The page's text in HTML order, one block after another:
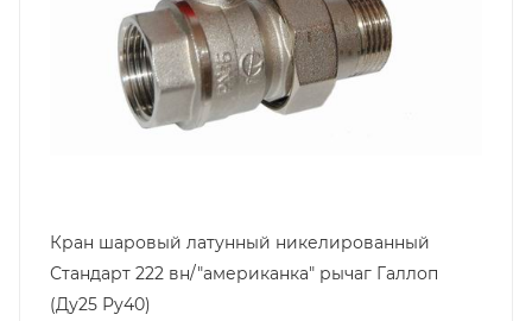
Кран шаровый латунный никелированный
Стандарт 222 вн/"американка" рычаг Галлоп
(Ду25 Ру40)